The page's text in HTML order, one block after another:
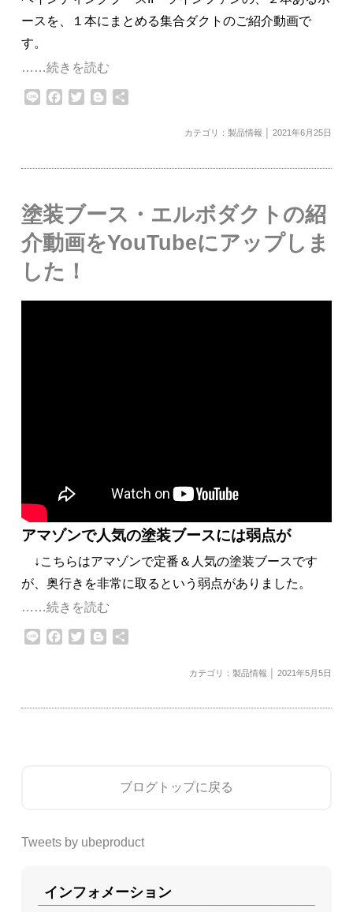
ースを、１本にまとめる集合ダクトのご紹介動画で
す。
……続きを読む
Line Facebook
TwitterBlogger
カテゴリ：製品情報 │ 2021年6月25日
塗装ブース・エルボダクトの紹
介動画をYouTubeにアップしま
した！
アマゾンで人気の塗装ブースには弱点が
↓こちらはアマゾンで定番＆人気の塗装ブースです
が、奥行きを非常に取るという弱点がありました。
……続きを読む
Line Facebook
TwitterBlogger
カテゴリ：製品情報 │ 2021年5月5日
ブログトップに戻る
Tweets by ubeproduct
インフォメーション